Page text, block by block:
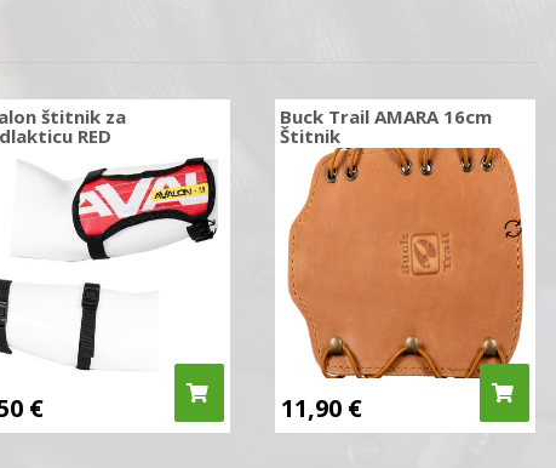
štitnik za
RED
€
Buck Trail AMARA 16cm
Štitnik
11,90 €